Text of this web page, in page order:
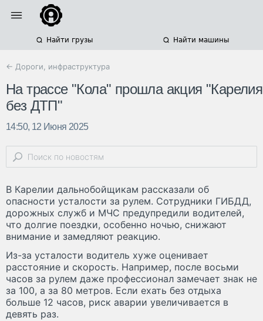
Найти грузы Найти машины
← Дороги, инфраструктура
На трассе "Кола" прошла акция "Карелия
без ДТП"
14:50, 12 Июня 2025
В Карелии дальнобойщикам рассказали об
опасности усталости за рулем. Сотрудники ГИБДД,
дорожных служб и МЧС предупредили водителей,
что долгие поездки, особенно ночью, снижают
внимание и замедляют реакцию.
Из-за усталости водитель хуже оценивает
расстояние и скорость. Например, после восьми
часов за рулем даже профессионал замечает знак не
за 100, а за 80 метров. Если ехать без отдыха
больше 12 часов, риск аварии увеличивается в
девять раз.